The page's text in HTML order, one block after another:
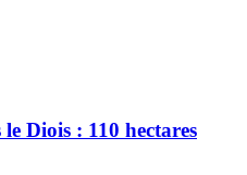
Diois : 110 hectares